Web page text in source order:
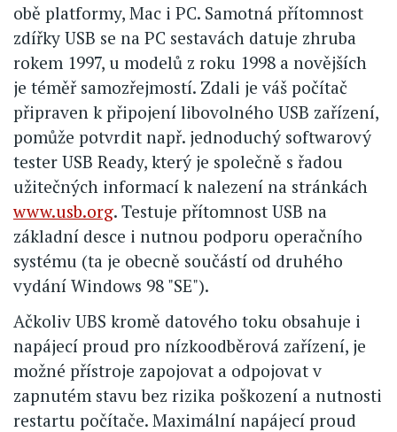
obě platformy, Mac i PC. Samotná přítomnost
zdířky USB se na PC sestavách datuje zhruba
rokem 1997, u modelů z roku 1998 a novějších
je téměř samozřejmostí. Zdali je váš počítač
připraven k připojení libovolného USB zařízení,
pomůže potvrdit např. jednoduchý softwarový
tester USB Ready, který je společně s řadou
užitečných informací k nalezení na stránkách
www.usb.org. Testuje přítomnost USB na
základní desce i nutnou podporu operačního
systému (ta je obecně součástí od druhého
vydání Windows 98 "SE").
Ačkoliv UBS kromě datového toku obsahuje i
napájecí proud pro nízkoodběrová zařízení, je
možné přístroje zapojovat a odpojovat v
zapnutém stavu bez rizika poškození a nutnosti
restartu počítače. Maximální napájecí proud